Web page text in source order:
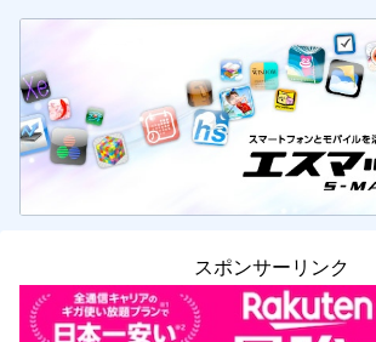
スポンサーリンク